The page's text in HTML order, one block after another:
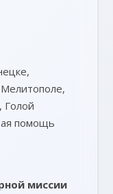
Мелитополе,
Голой
помощь
миссии